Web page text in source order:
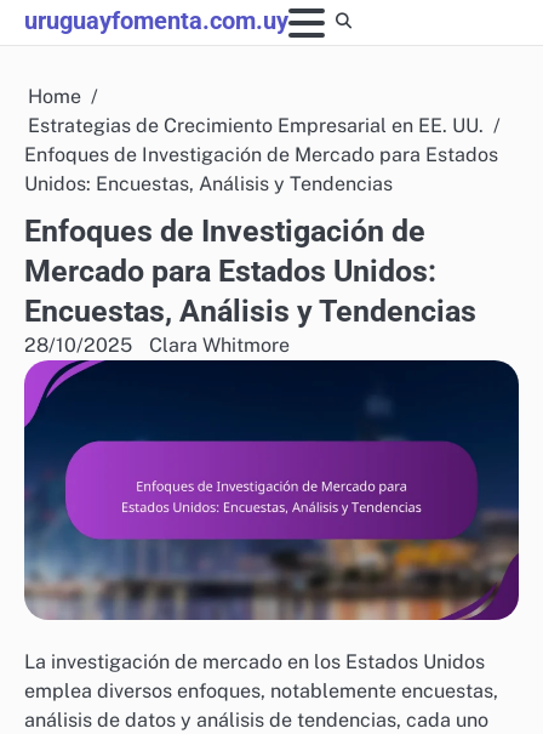
Skip
to
uruguayfomenta.com.uy
Home
Estrategias de Crecimiento Empresarial en EE. UU.
Enfoques de Investigación de Mercado para Estados
Unidos: Encuestas, Análisis y Tendencias
Enfoques de Investigación de
Mercado para Estados Unidos:
Encuestas, Análisis y Tendencias
28/10/2025 Clara Whitmore
La investigación de mercado en los Estados Unidos
emplea diversos enfoques, notablemente encuestas,
análisis de datos y análisis de tendencias, cada uno